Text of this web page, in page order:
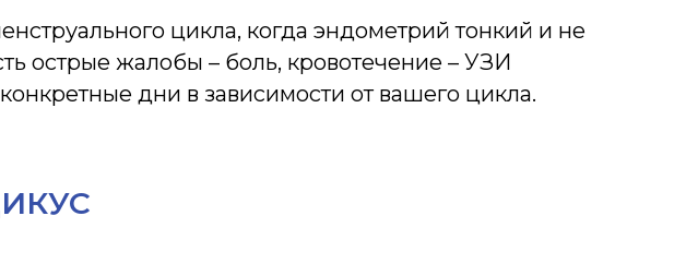
цикла, когда эндометрий тонкий и не
острые жалобы – боль, кровотечение – УЗИ
дни в зависимости от вашего цикла.